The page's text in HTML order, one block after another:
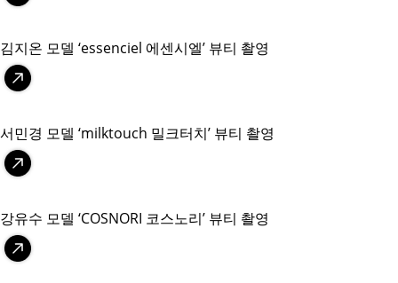
김지온 모델 ‘essenciel 에센시엘’ 뷰티 촬영
서민경 모델 ‘milktouch 밀크터치’ 뷰티 촬영
강유수 모델 ‘COSNORI 코스노리’ 뷰티 촬영